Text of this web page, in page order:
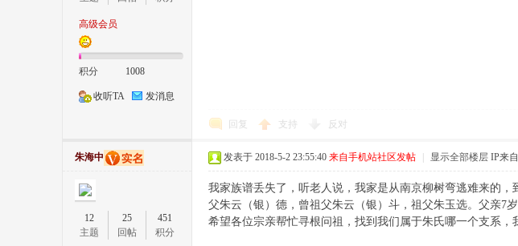
高级会员
积分 1008
收听TA 发消息
回复 支持 反对
朱海中
12
主题
25
回帖
451
积分
发表于 2018-5-2 23:55:40 来自手机站社区发帖 显示全部楼层 IP来自
我家族谱丢失了，听老人说，我家是从南京柳树弯逃难来的
父朱云（银）德，曾祖父朱云（银）斗，祖父朱玉选。父亲7
希望各位宗亲帮忙寻根问祖，找到我们属于朱氏哪一个支系，